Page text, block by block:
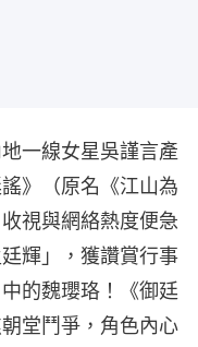
一線女星吳謹言產
》（原名《江山為
視與網絡熱度便急
輝」，獲讚賞行事
的魏瓔珞！《御廷
堂鬥爭，角色內心